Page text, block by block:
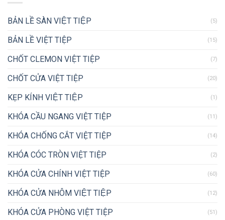
BẢN LỀ SÀN VIỆT TIỆP (5)
BẢN LỀ VIỆT TIỆP (15)
CHỐT CLEMON VIỆT TIỆP (7)
CHỐT CỬA VIỆT TIỆP (20)
KẸP KÍNH VIỆT TIỆP (1)
KHÓA CẦU NGANG VIỆT TIỆP (11)
KHÓA CHỐNG CẮT VIỆT TIỆP (14)
KHÓA CÓC TRÒN VIỆT TIỆP (2)
KHÓA CỬA CHÍNH VIỆT TIỆP (60)
KHÓA CỬA NHÔM VIỆT TIỆP (12)
KHÓA CỬA PHÒNG VIỆT TIỆP (51)